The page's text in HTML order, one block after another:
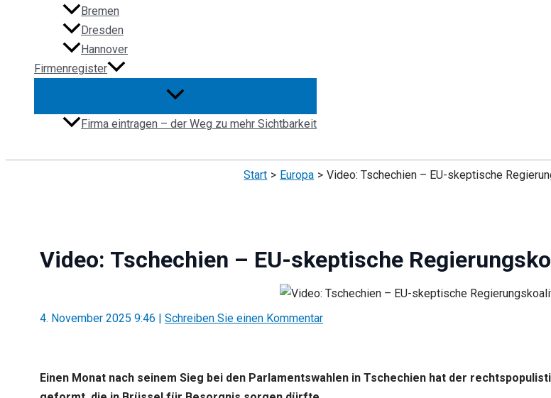
Bremen
Dresden
Hannover
Firmenregister
Firma eintragen – der Weg zu mehr Sichtbarkeit
Start Europa Video: Tschechien – EU-skeptische
Video: Tschechien – EU-skeptische
4. November 2025 9:46 | Schreiben Sie einen Kommentar
Einen Monat nach seinem Sieg bei den Parlamentswahlen in Tschechien hat der